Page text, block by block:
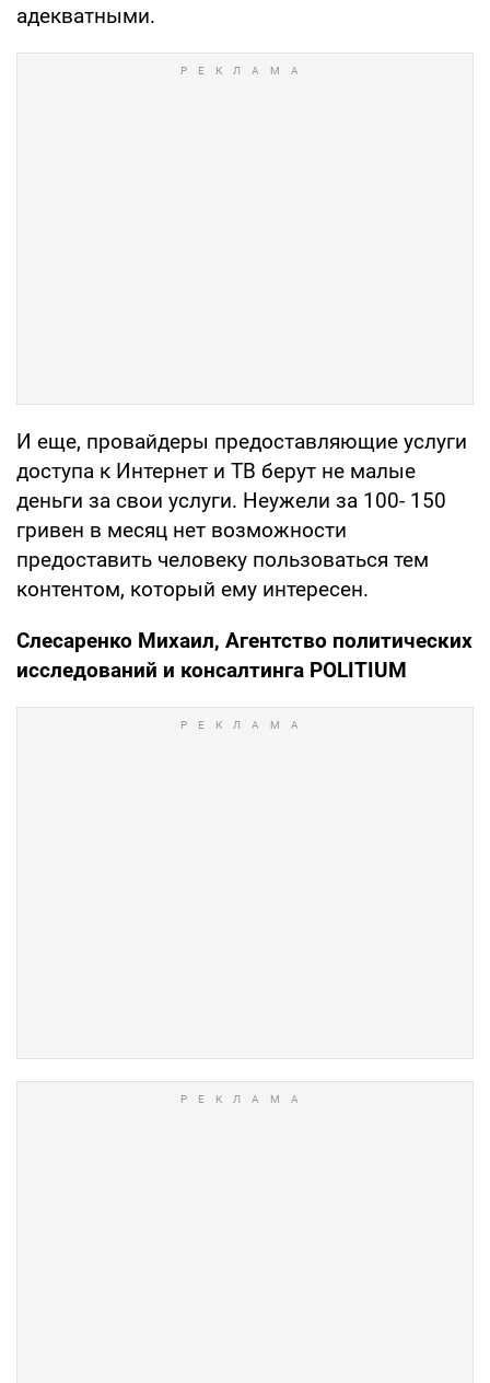
адекватными.
И еще, провайдеры предоставляющие услуги
доступа к Интернет и ТВ берут не малые
деньги за свои услуги. Неужели за 100- 150
гривен в месяц нет возможности
предоставить человеку пользоваться тем
контентом, который ему интересен.
Слесаренко Михаил, Агентство политических
исследований и консалтинга POLITIUM